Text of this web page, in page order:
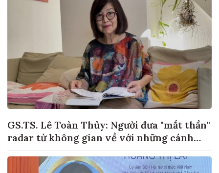
GS.TS. Lê Toàn Thủy: Người đưa "mắt thần"
radar từ không gian về với những cánh